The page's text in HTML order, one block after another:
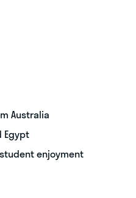
Australia
Egypt
enjoyment